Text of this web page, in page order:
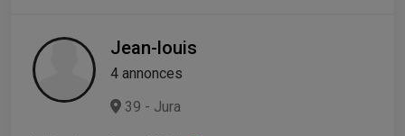
Jean-louis
4 annonces
39 - Jura